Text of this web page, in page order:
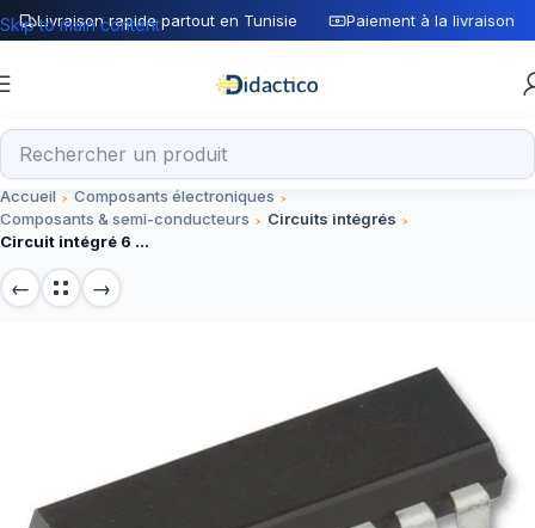
Livraison rapide partout en Tunisie Paiement à la livraison
Skip to main content
Accueil
Composants électroniques
Composants & semi-conducteurs
Circuits intégrés
Circuit intégré 6 portes inverseuses NON 74LS04 14Pin – Composant électronique